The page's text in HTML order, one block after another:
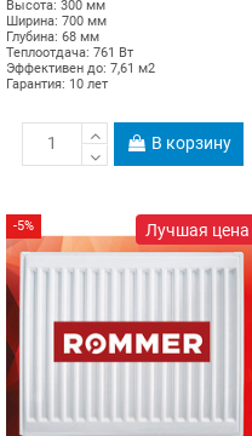
Высота: 300 мм
Ширина: 700 мм
Глубина: 68 мм
Теплоотдача: 761 Вт
Эффективен до: 7,61 м2
Гарантия: 10 лет
В корзину
Лучшая цена
-5%